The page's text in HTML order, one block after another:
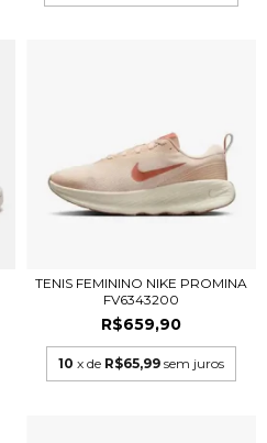
TENIS FEMININO NIKE PROMINA
FV6343200
R$659,90
10 x de R$65,99 sem juros